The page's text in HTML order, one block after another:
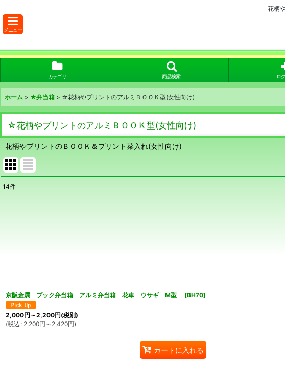
花柄
メニュー
カテゴリ 商品検索 ロ
ホーム > ★弁当箱 > ☆花柄やプリントのアルミＢＯＯＫ型(女性向け)
☆花柄やプリントのアルミＢＯＯＫ型(女性向け)
花柄やプリントのＢＯＯＫ＆プリント菜入れ(女性向け)
14件
京阪金属 ブック弁当箱 アルミ弁当箱 花車 ウサギ M型 [BH70]
2,000円 ～2,200円(税別)
(税込 : 2,200円 ～2,420円)
カートに入れる